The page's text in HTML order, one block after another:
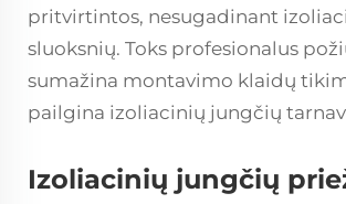
pritvirtintos, nesugadinant
sluoksnių. Toks profesionalus
sumažina montavimo klaidų
pailgina izoliacinių jungčių
Izoliacinių jungčių